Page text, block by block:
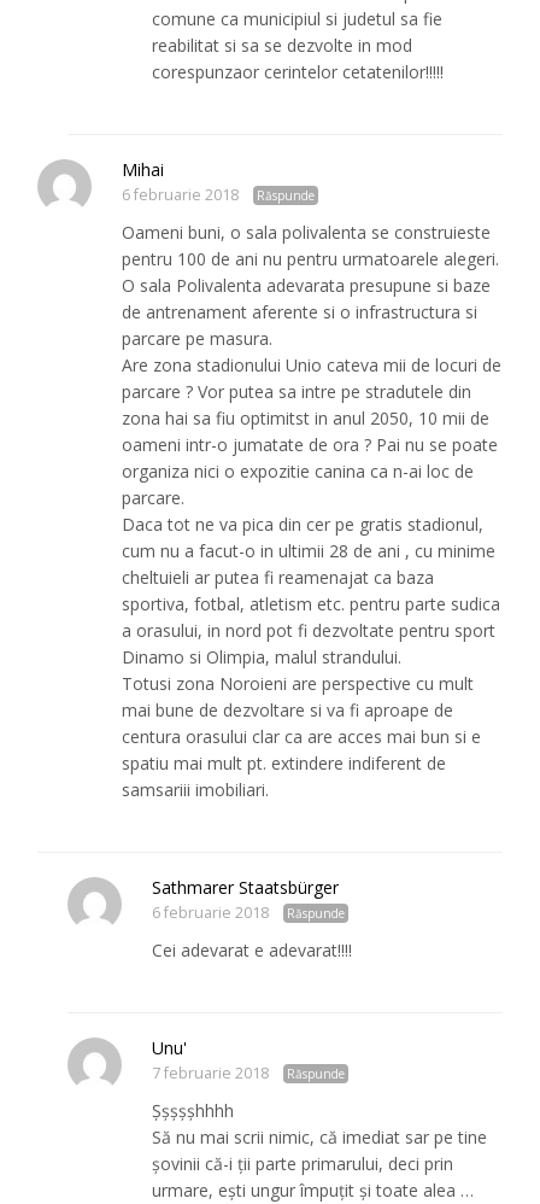
comune ca municipiul si judetul sa fie
reabilitat si sa se dezvolte in mod
corespunzaor cerintelor cetatenilor!!!!!
Mihai
6 februarie 2018 Răspunde
Oameni buni, o sala polivalenta se construieste
pentru 100 de ani nu pentru urmatoarele alegeri.
O sala Polivalenta adevarata presupune si baze
de antrenament aferente si o infrastructura si
parcare pe masura.
Are zona stadionului Unio cateva mii de locuri de
parcare ? Vor putea sa intre pe stradutele din
zona hai sa fiu optimitst in anul 2050, 10 mii de
oameni intr-o jumatate de ora ? Pai nu se poate
organiza nici o expozitie canina ca n-ai loc de
parcare.
Daca tot ne va pica din cer pe gratis stadionul,
cum nu a facut-o in ultimii 28 de ani , cu minime
cheltuieli ar putea fi reamenajat ca baza
sportiva, fotbal, atletism etc. pentru parte sudica
a orasului, in nord pot fi dezvoltate pentru sport
Dinamo si Olimpia, malul strandului.
Totusi zona Noroieni are perspective cu mult
mai bune de dezvoltare si va fi aproape de
centura orasului clar ca are acces mai bun si e
spatiu mai mult pt. extindere indiferent de
samsariii imobiliari.
Sathmarer Staatsbürger
6 februarie 2018 Răspunde
Cei adevarat e adevarat!!!!
Unu'
7 februarie 2018 Răspunde
Șșșșșhhhh
Să nu mai scrii nimic, că imediat sar pe tine
șovinii că-i ții parte primarului, deci prin
urmare, ești ungur împuțit și toate alea …